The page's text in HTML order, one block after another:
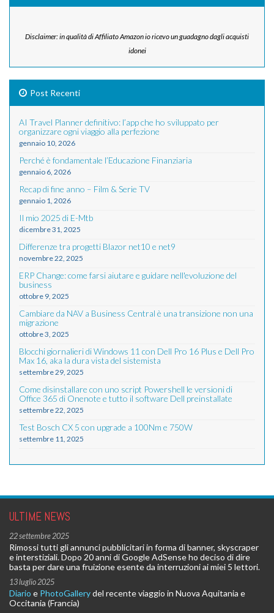
Disclaimer: in qualità di Affiliato Amazon io ricevo un guadagno dagli acquisti
idonei
Post Recenti
AI Travel Planner definitivo: l’app che ho sviluppato per
organizzare ogni viaggio alla perfezione
gennaio 10, 2026
Perché è fondamentale l’Educazione Finanziaria
gennaio 6, 2026
Recap di fine anno – Film & Serie TV
gennaio 1, 2026
Il mio 2025 di E-Mtb
dicembre 31, 2025
Differenze tra progetti Blazor net10 e net9
novembre 22, 2025
ERP Change: come farsi aiutare e guidare nell'evoluzione del
business
ottobre 9, 2025
Cambiare da NAV a Business Central è una transizione non una
migrazione
ottobre 3, 2025
Blocchi giornalieri di Windows 11 con Dell Pro 16 Plus e Dell Pro
Max 16, aka la dura vista del sistemista
settembre 29, 2025
Come disinstallare con uno script Powershell le versioni di
Office 365 di Onenote e tutto il software Dell preinstallate
settembre 22, 2025
Test Bosch CX 5 con upgrade a 100Nm e 750W
settembre 11, 2025
ULTIME NEWS
22 settembre 2025
Rimossi tutti gli annunci pubblicitari in forma di banner, skyscraper
e interstiziali. Dopo 20 anni di Google AdSense ho deciso di dire
basta per dare una fruizione esente da interruzioni ai miei 5 lettori.
13 luglio 2025
Diario e PhotoGallerydel recente viaggio in Nuova Aquitania e
Occitania (Francia)